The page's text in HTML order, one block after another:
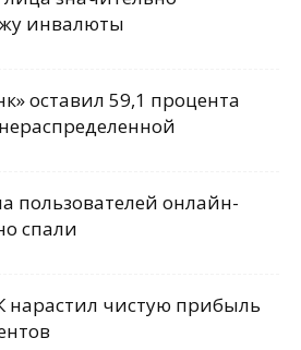
инвалюты
оставил 59,1 процента
пользователей онлайн-
спали
чистую прибыль